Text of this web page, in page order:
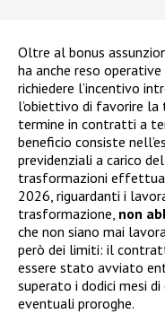
Oltre al bonus
ha anche reso
richiedere l’incentivo
l’obiettivo di favorire
termine in contratti a
beneficio consiste
previdenziali a carico
trasformazioni
2026, riguardanti i
trasformazione, non
che non siano mai
però dei limiti: il
essere stato avviato
superato i dodici mesi
eventuali proroghe.